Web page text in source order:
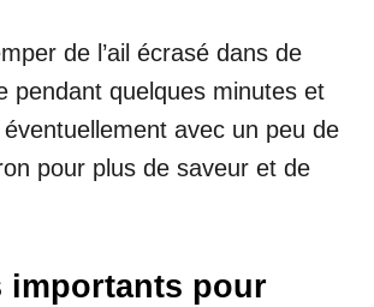
de l’ail écrasé dans de
pendant quelques minutes et
éventuellement avec un peu de
pour plus de saveur et de
importants pour